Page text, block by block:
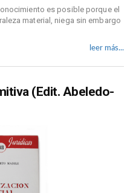
es posible porque el
material, niega sin embargo
leer más...
(Edit. Abeledo-